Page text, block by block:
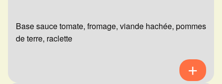
Base sauce tomate, fromage, viande hachée, pommes
de terre, raclette